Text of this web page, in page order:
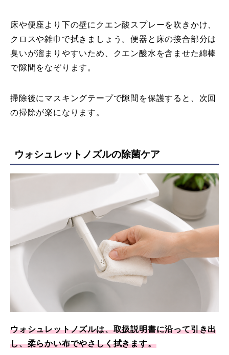
床や便座より下の壁にクエン酸スプレーを吹きかけ、
クロスや雑巾で拭きましょう。便器と床の接合部分は
臭いが溜まりやすいため、クエン酸水を含ませた綿棒
で隙間をなぞります。
掃除後にマスキングテープで隙間を保護すると、次回
の掃除が楽になります。
ウォシュレットノズルの除菌ケア
ウォシュレットノズルは、取扱説明書に沿って引き出
し、柔らかい布でやさしく拭きます。